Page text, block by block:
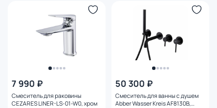
7 990 ₽
Смеситель для раковины
CEZARES LINER-LS-01-W0, хром
50 300 ₽
Смеситель для ванны с душем
Abber Wasser Kreis AF8130B,